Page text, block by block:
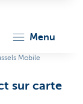
menu
Mobile
sur carte